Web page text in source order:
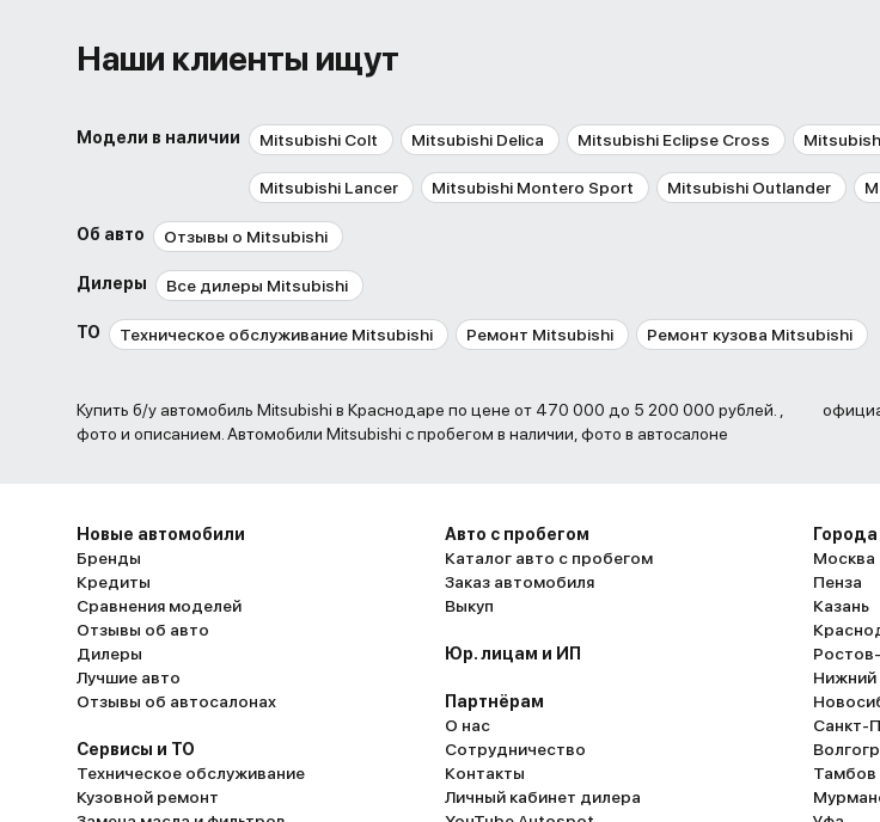
Наши клиенты ищут
Модели в наличии Mitsubishi Colt Mitsubishi Delica Mitsubishi Eclipse Cross
Mitsubishi Lancer Mitsubishi Montero Sport Mitsubishi Outlander
Об авто Отзывы о Mitsubishi
Дилеры Все дилеры Mitsubishi
ТО Техническое обслуживание Mitsubishi Ремонт Mitsubishi Ремонт кузова Mitsubishi
Купить б/у автомобиль Mitsubishi в Краснодаре по цене от 470 000 до 5 200 000 рублей. ,
фото и описанием. Автомобили Mitsubishi с пробегом в наличии, фото в автосалоне
Новые автомобили
Бренды
Кредиты
Сравнения моделей
Отзывы об авто
Дилеры
Лучшие авто
Отзывы об автосалонах
Сервисы и ТО
Техническое обслуживание
Кузовной ремонт
Авто с пробегом
Каталог авто с пробегом
Заказ автомобиля
Выкуп
Юр. лицам и ИП
Партнёрам
О нас
Сотрудничество
Контакты
Личный кабинет дилера
Города
Москва
Пенза
Казань
Нижний
Санкт-
Тамбов